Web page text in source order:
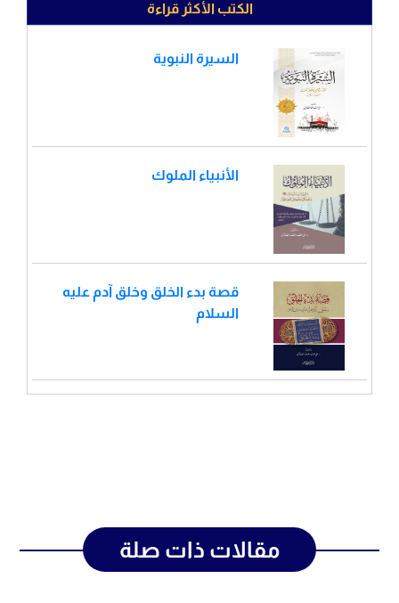
الكتب الأكثر قراءة
السيرة النبوية
الأنبياء الملوك
قصة بدء الخلق وخلق آدم عليه
السلام
مقالات ذات صلة